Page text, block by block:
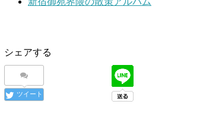
シェアする
ツイート